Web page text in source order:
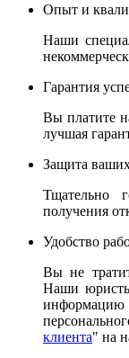
Опыт и
Наши
Гарантия
Вы платите
лучшая
Защита
Тщательно
получения
Удобство
Вы не
Наши юристы
клиента" на